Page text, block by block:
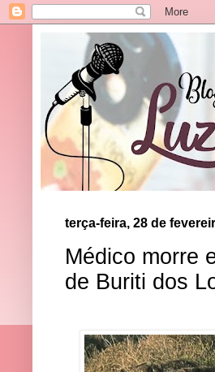
terça-feira, 28 de
Médico morre
de Buriti dos